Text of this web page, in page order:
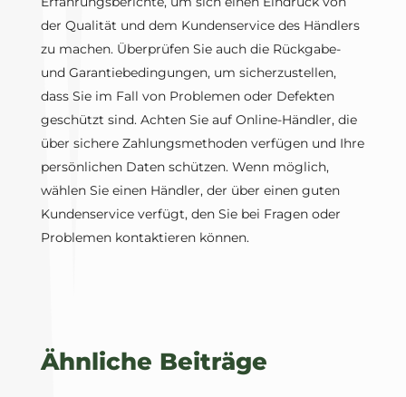
der Qualität und dem Kundenservice des Händlers
zu machen. Überprüfen Sie auch die Rückgabe-
und Garantiebedingungen, um sicherzustellen,
dass Sie im Fall von Problemen oder Defekten
geschützt sind. Achten Sie auf Online-Händler, die
über sichere Zahlungsmethoden verfügen und Ihre
persönlichen Daten schützen. Wenn möglich,
wählen Sie einen Händler, der über einen guten
Kundenservice verfügt, den Sie bei Fragen oder
Problemen kontaktieren können.
Ähnliche Beiträge